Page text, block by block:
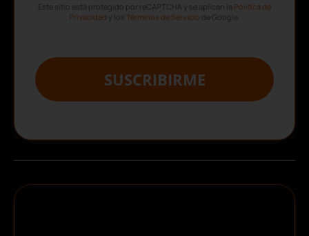
Este sitio está protegido por reCAPTCHA y se aplican la Política de
Privacidad y los Términos de Servicio de Google.
SUSCRIBIRME